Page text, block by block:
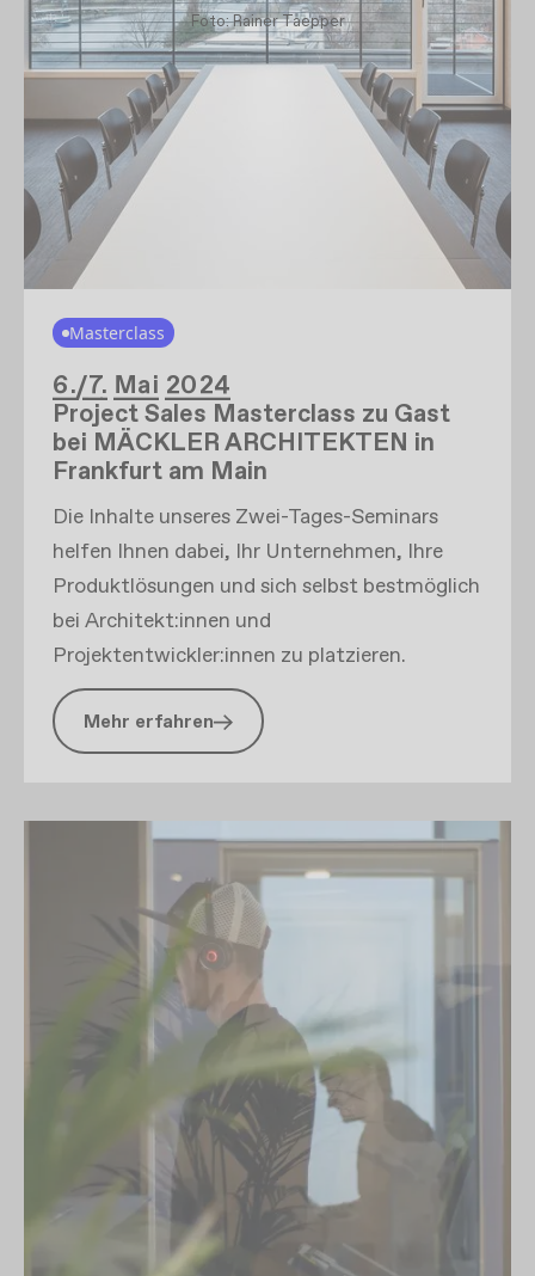
Foto: Rainer Taepper
Masterclass
6./7. Mai 2024
Project Sales Masterclass zu Gast
bei MÄCKLER ARCHITEKTEN in
Frankfurt am Main
Die Inhalte unseres Zwei-Tages-Seminars
helfen Ihnen dabei, Ihr Unternehmen, Ihre
Produktlösungen und sich selbst bestmöglich
bei Architekt:innen und
Projektentwickler:innen zu platzieren.
Mehr erfahren